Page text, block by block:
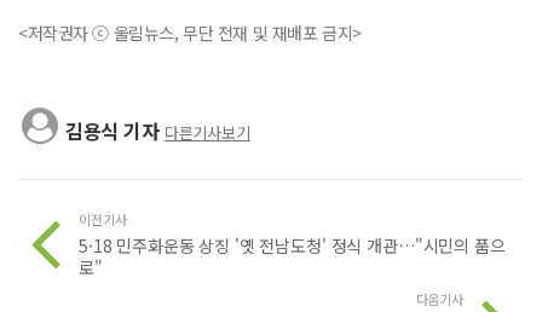
<저작권자 ⓒ 울림뉴스, 무단 전재 및 재배포 금지>
김용식 기자 다른기사보기
이전기사
5·18 민주화운동 상징 '옛 전남도청' 정식 개관…"시민의 품으
로"
다음기사